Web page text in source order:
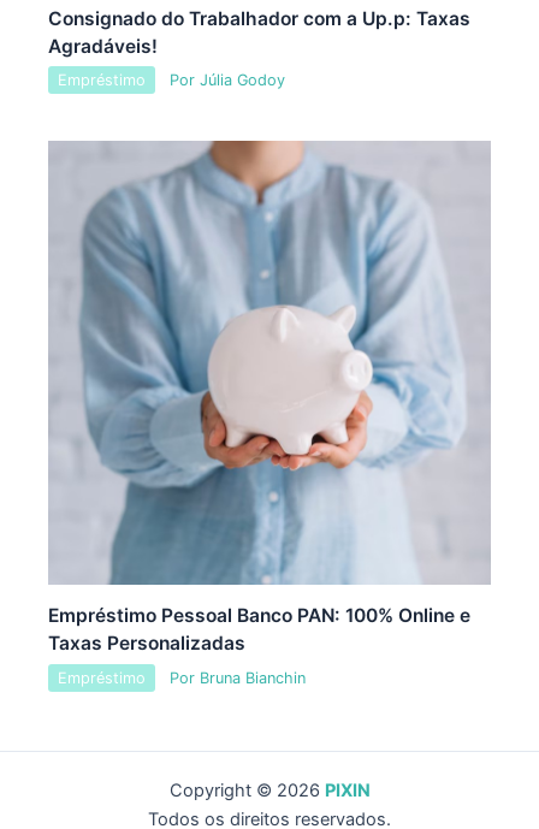
Consignado do Trabalhador com a Up.p: Taxas
Agradáveis!
Empréstimo Por Júlia Godoy
Empréstimo Pessoal Banco PAN: 100% Online e
Taxas Personalizadas
Empréstimo Por Bruna Bianchin
Copyright © 2026 PIXIN
Todos os direitos reservados.